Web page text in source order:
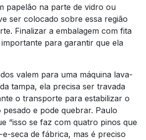
papelão na parte de vidro ou
ser colocado sobre essa região
Finalizar a embalagem com fita
para garantir que ela
valem para uma máquina lava-
tampa, ela precisa ser travada
o transporte para estabilizar o
e pode quebrar. Paulo
“isso se faz com quatro pinos que
seca de fábrica, mas é preciso